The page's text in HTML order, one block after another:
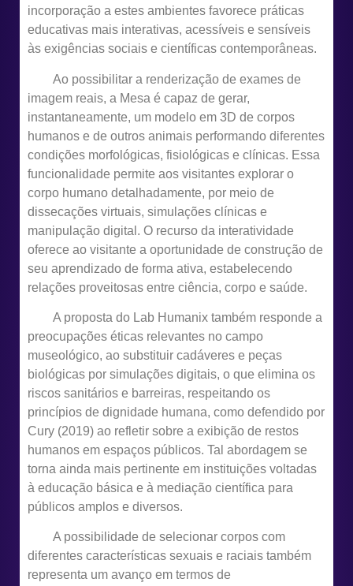
incorporação a estes ambientes favorece práticas
educativas mais interativas, acessíveis e sensíveis
às exigências sociais e científicas contemporâneas.
Ao possibilitar a renderização de exames de
imagem reais, a Mesa é capaz de gerar,
instantaneamente, um modelo em 3D de corpos
humanos e de outros animais performando diferentes
condições morfológicas, fisiológicas e clínicas. Essa
funcionalidade permite aos visitantes explorar o
corpo humano detalhadamente, por meio de
dissecações virtuais, simulações clínicas e
manipulação digital. O recurso da interatividade
oferece ao visitante a oportunidade de construção de
seu aprendizado de forma ativa, estabelecendo
relações proveitosas entre ciência, corpo e saúde.
A proposta do Lab Humanix também responde a
preocupações éticas relevantes no campo
museológico, ao substituir cadáveres e peças
biológicas por simulações digitais, o que elimina os
riscos sanitários e barreiras, respeitando os
princípios de dignidade humana, como defendido por
Cury (2019) ao refletir sobre a exibição de restos
humanos em espaços públicos. Tal abordagem se
torna ainda mais pertinente em instituições voltadas
à educação básica e à mediação científica para
públicos amplos e diversos.
A possibilidade de selecionar corpos com
diferentes características sexuais e raciais também
representa um avanço em termos de